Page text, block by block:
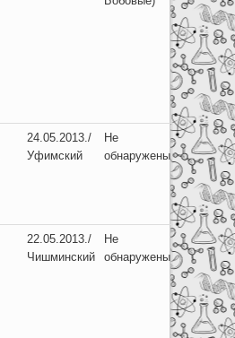
отр.
(сем.
мухи
24.05.2013./
Уфимский
Не
обнаружены
Отр.
(сем.
22.05.2013./
Чишминский
Не
обнаружены
Отр.
(сем.
-